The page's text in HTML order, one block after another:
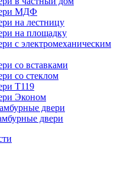
МДФ
на лестницу
на площадку
с электромеханическим
со вставками
со стеклом
Т119
Эконом
двери
двери